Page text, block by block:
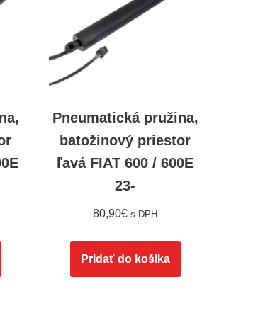
Pneumatická pružina,
batožinový priestor
ľavá FIAT 600 / 600E
23-
80,90€ s DPH
Pridať do košíka